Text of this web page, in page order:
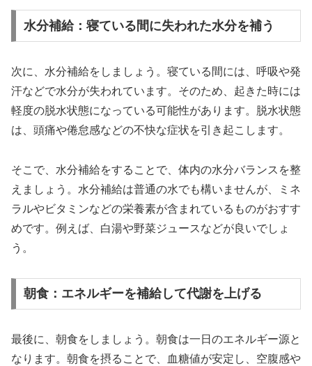
水分補給：寝ている間に失われた水分を補う
次に、水分補給をしましょう。寝ている間には、呼吸や発
汗などで水分が失われています。そのため、起きた時には
軽度の脱水状態になっている可能性があります。脱水状態
は、頭痛や倦怠感などの不快な症状を引き起こします。
そこで、水分補給をすることで、体内の水分バランスを整
えましょう。水分補給は普通の水でも構いませんが、ミネ
ラルやビタミンなどの栄養素が含まれているものがおすす
めです。例えば、白湯や野菜ジュースなどが良いでしょ
う。
朝食：エネルギーを補給して代謝を上げる
最後に、朝食をしましょう。朝食は一日のエネルギー源と
なります。朝食を摂ることで、血糖値が安定し、空腹感や